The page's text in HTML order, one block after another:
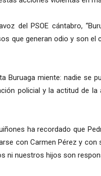
del PSOE cántabro,
que generan odio y son el
Buruaga miente: nadie se
policial y la actitud de la
ha recordado que
con Carmen Pérez y con
ni nuestros hijos son